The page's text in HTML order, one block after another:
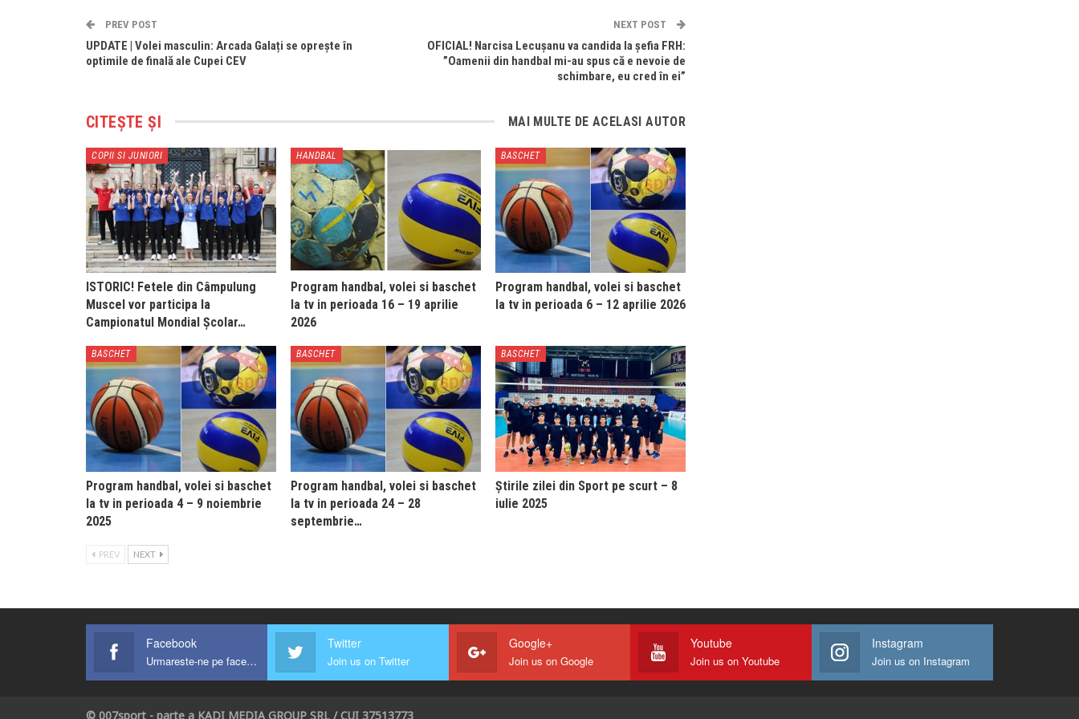
PREV POST
UPDATE | Volei masculin: Arcada Galați se oprește în
optimile de finală ale Cupei CEV
NEXT POST
OFICIAL! Narcisa Lecușanu va candida la șefia FRH:
”Oamenii din handbal mi-au spus că e nevoie de
schimbare, eu cred în ei”
CITEȘTE ȘI MAI MULTE DE ACELASI AUTOR
COPII SI JUNIORI
ISTORIC! Fetele din Câmpulung
Muscel vor participa la
Campionatul Mondial Școlar…
HANDBAL
Program handbal, volei si baschet
la tv in perioada 16 – 19 aprilie
2026
BASCHET
Program handbal, volei si baschet
la tv in perioada 6 – 12 aprilie 2026
BASCHET
Program handbal, volei si baschet
la tv in perioada 4 – 9 noiembrie
2025
BASCHET
Program handbal, volei si baschet
la tv in perioada 24 – 28
septembrie…
BASCHET
Știrile zilei din Sport pe scurt – 8
iulie 2025
PREV NEXT
Facebook
Urmareste-ne pe facebook !
Twitter
Join us on Twitter
Google+
Join us on Google
Youtube
Join us on Youtube
Instagram
Join us on Instagram
© 007sport - parte a KADI MEDIA GROUP SRL / CUI 37513773